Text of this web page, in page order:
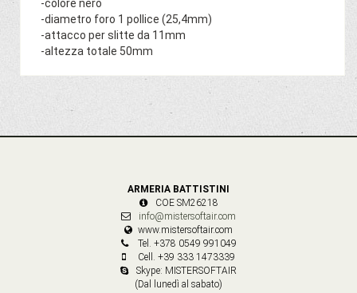
-colore nero
-diametro foro 1 pollice (25,4mm)
-attacco per slitte da 11mm
-altezza totale 50mm
ARMERIA BATTISTINI
COE SM26218
info@mistersoftair.com
www.mistersoftair.com
Tel. +378 0549 991049
Cell. +39 333 1473339
Skype: MISTERSOFTAIR
(Dal lunedì al sabato)